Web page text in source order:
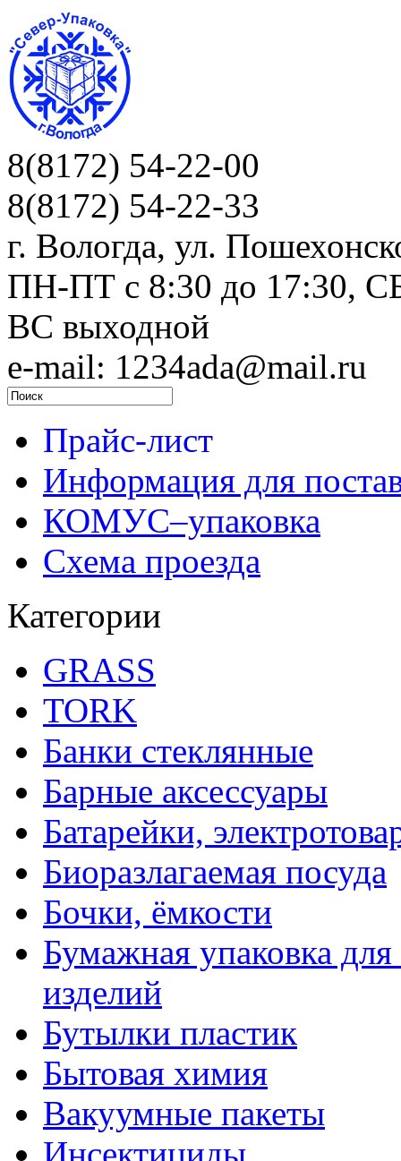
8(8172) 54-22-00
8(8172) 54-22-33
г. Вологда, ул.
ПН-ПТ c 8:30 до 17:30,
ВС выходной
e-mail: 1234ada@mail.ru
Прайс-лист
Информация для
КОМУС–упаковка
Схема проезда
Категории
GRASS
TORK
Банки стеклянные
Барные аксессуары
Батарейки,
Биоразлагаемая посуда
Бочки, ёмкости
Бумажная упаковка
изделий
Бутылки пластик
Бытовая химия
Вакуумные пакеты